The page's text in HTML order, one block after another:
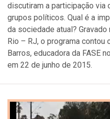
discutiram a participação
grupos políticos. Qual é a
da sociedade atual?
Rio – RJ, o programa contou
Barros, educadora da FASE
em 22 de junho de 2015.